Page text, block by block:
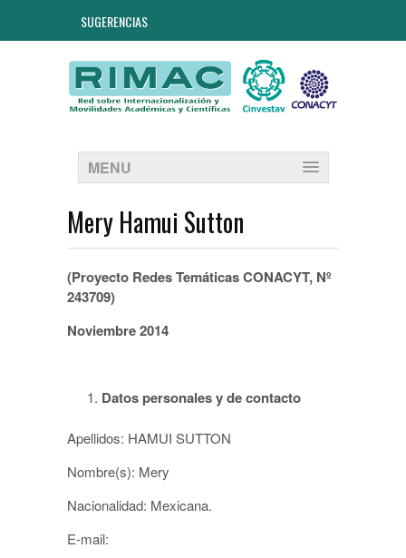
SUGERENCIAS
MENU
Mery Hamui Sutton
(Proyecto Redes Temáticas CONACYT, Nº
243709)
Noviembre 2014
Datos personales y de contacto
Apellidos: HAMUI SUTTON
Nombre(s): Mery
Nacionalidad: Mexicana.
E-mail: